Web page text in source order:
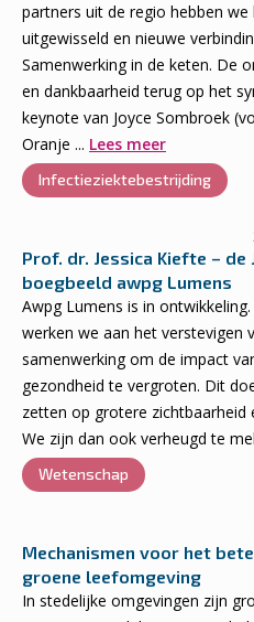
partners uit de regio hebben we
uitgewisseld en nieuwe
Samenwerking in de keten. De
en dankbaarheid terug op het
keynote van Joyce Sombroek
Oranje ... Lees meer
Infectieziektebestrijding
Prof. dr. Jessica Kiefte –
boegbeeld awpg Lumens
Awpg Lumens is in
werken we aan het verstevigen
samenwerking om de impact
gezondheid te vergroten. Dit
zetten op grotere zichtbaarheid
We zijn dan ook verheugd te
Wetenschap
Mechanismen voor het
groene leefomgeving
In stedelijke omgevingen zijn